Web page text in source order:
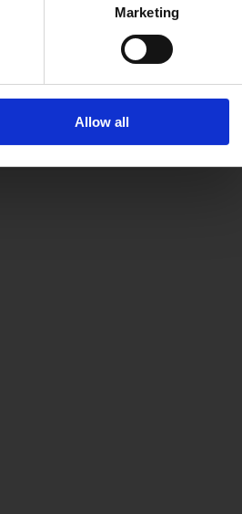
Marketing
Allow all